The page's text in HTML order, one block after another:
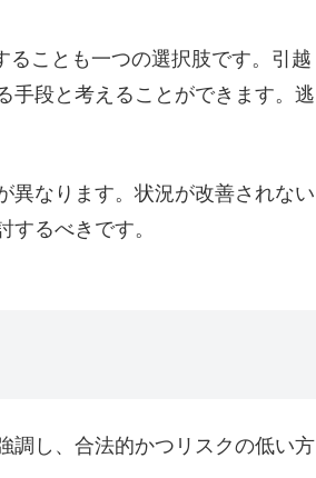
ことも一つの選択肢です。引越
手段と考えることができます。逃
異なります。状況が改善されない
るべきです。
調し、合法的かつリスクの低い方